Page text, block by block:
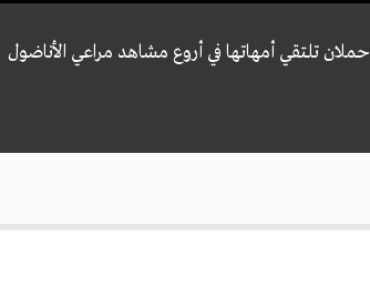
حملان تلتقي أمهاتها في أروع مشاهد مراعي الأناضول